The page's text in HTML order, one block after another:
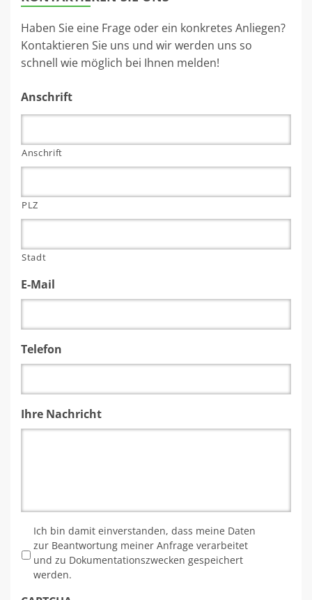
Haben Sie eine Frage oder ein konkretes Anliegen?
Kontaktieren Sie uns und wir werden uns so
schnell wie möglich bei Ihnen melden!
Anschrift
Anschrift
PLZ
Stadt
E-Mail
Telefon
Ihre Nachricht
Ich bin damit einverstanden, dass meine Daten
zur Beantwortung meiner Anfrage verarbeitet
und zu Dokumentationszwecken gespeichert
werden.